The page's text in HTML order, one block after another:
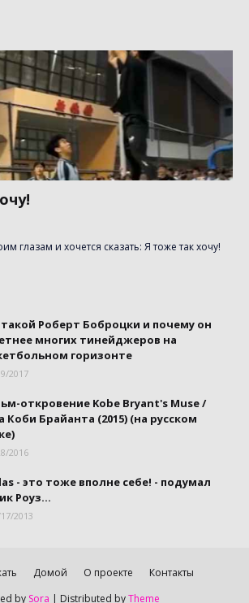
глазам и хочется сказать: Я тоже так хочу!
Роберт Боброцки и почему он
многих тинейджеров на
горизонте
2017
откровение Kobe Bryant's Muse /
Коби Брайанта (2015) (на русском
2016
- это тоже вполне себе! - подумал
Роуз...
2013
Домой О проекте
Контакты
by Sora | Distributed byTheme